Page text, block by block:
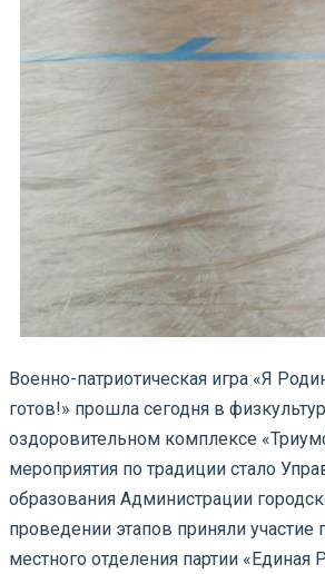
Военно-патриотическая игра «Я
готов!» прошла сегодня в
оздоровительном комплексе
мероприятия по традиции стало
образования Администрации
проведении этапов приняли участие
местного отделения партии «Единая